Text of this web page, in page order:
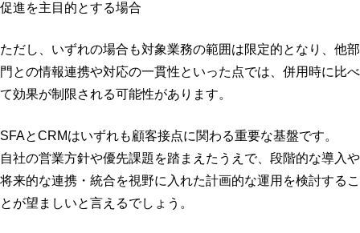
促進を主目的とする場合
ただし、いずれの場合も対象業務の範囲は限定的となり、他部
門との情報連携や対応の一貫性といった点では、併用時に比べ
て効果が制限される可能性があります。
SFAとCRMはいずれも顧客接点に関わる重要な基盤です。
自社の営業方針や優先課題を踏まえたうえで、段階的な導入や
将来的な連携・統合を視野に入れた計画的な運用を検討するこ
とが望ましいと言えるでしょう。